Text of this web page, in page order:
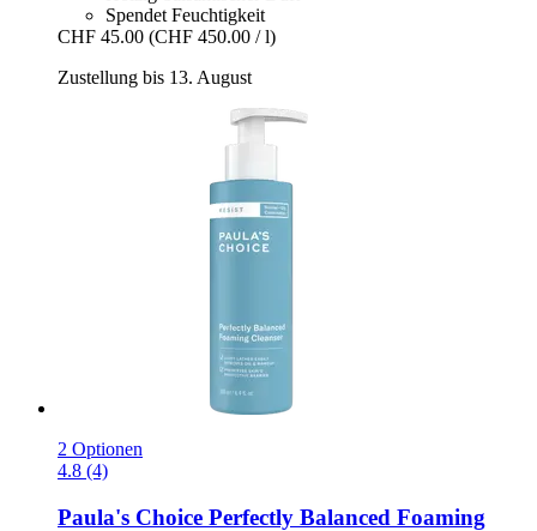
Spendet Feuchtigkeit
CHF 45.00 (CHF 450.00 / l)
Zustellung bis 13. August
2 Optionen
4.8 (4)
Paula's Choice Perfectly Balanced Foaming